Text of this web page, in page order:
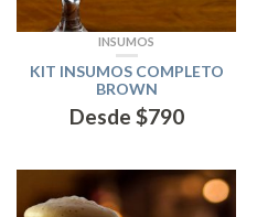
INSUMOS
KIT INSUMOS COMPLETO
BROWN
Desde $790